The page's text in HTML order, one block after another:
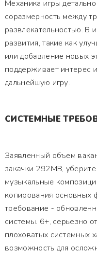
Механика игры
соразмерность между
развлекательностью. В
развития, такие как
или добавление новых
поддерживает интерес
дальнейшую игру.
СИСТЕМНЫЕ
Заявленный объем
закачки 292MB,
музыкальные
копирования основных
требование -
системы. 6+, серьезно
плоховатых системных
возможность для